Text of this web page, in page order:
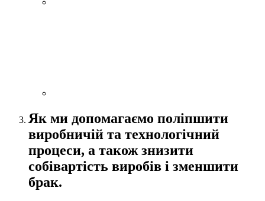
Як ми допомагаємо поліпшити
виробничій та технологічний
процеси, а також знизити
собівартість виробів і зменшити
брак.